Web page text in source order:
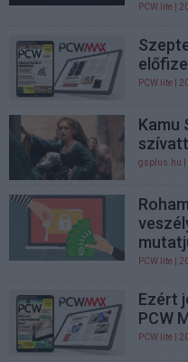
PCW.lite |
PCW.lite |
Kamu
gsplus.hu
PCW.lite |
Ezért
PCW
PCW.lite |